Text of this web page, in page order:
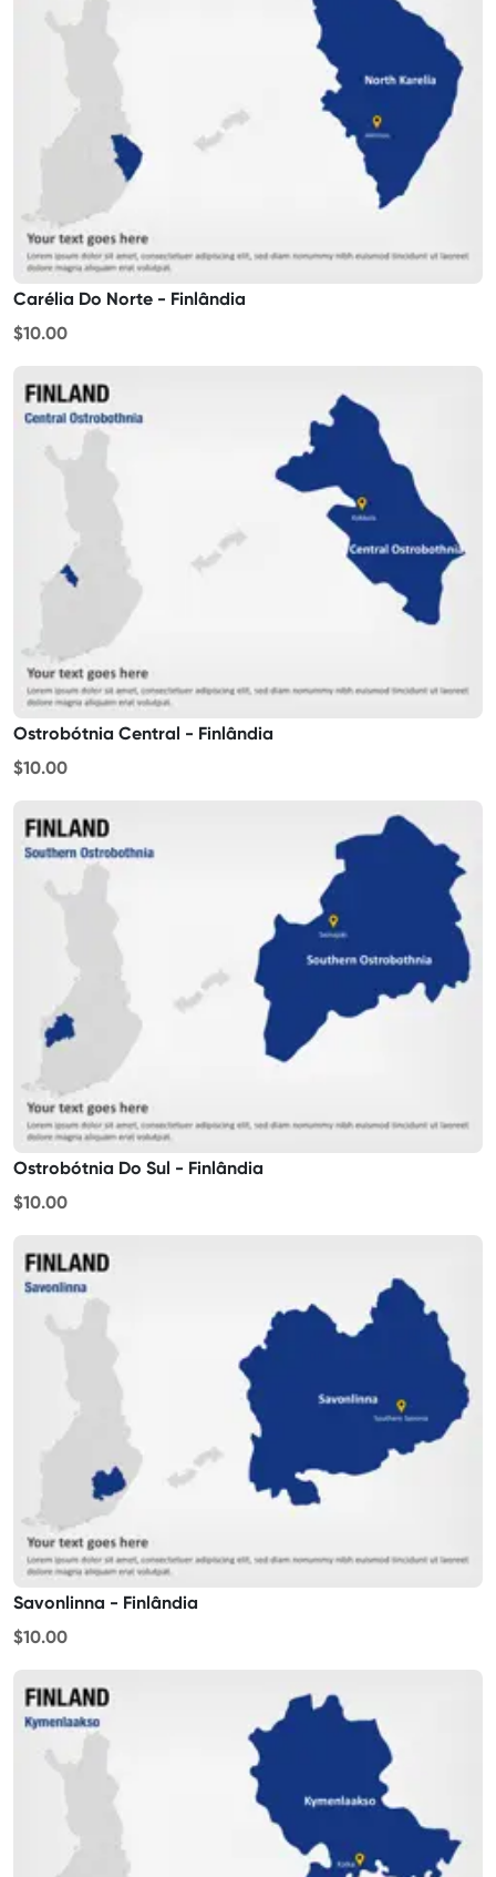
Carélia Do Norte - Finlândia
$10.00
Ostrobótnia Central - Finlândia
$10.00
Ostrobótnia Do Sul - Finlândia
$10.00
Savonlinna - Finlândia
$10.00